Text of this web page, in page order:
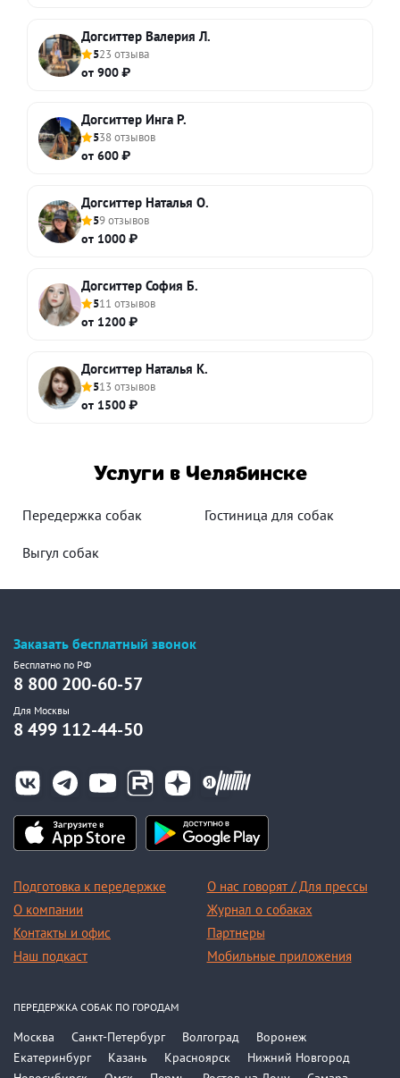
Догситтер Валерия Л.
523 отзыва
от 900 ₽
Догситтер Инга Р.
538 отзывов
от 600 ₽
Догситтер Наталья О.
59 отзывов
от 1000 ₽
Догситтер София Б.
511 отзывов
от 1200 ₽
Догситтер Наталья К.
513 отзывов
от 1500 ₽
Услуги в Челябинске
Передержка собак Гостиница для собак
Выгул собак
Заказать бесплатный звонок
Бесплатно по РФ
8 800 200-60-57
Для Москвы
8 499 112-44-50
Подготовка к передержке
О компании
Контакты и офис
Наш подкаст
О нас говорят / Для прессы
Журнал о собаках
Партнеры
Мобильные приложения
ПЕРЕДЕРЖКА СОБАК ПО ГОРОДАМ
Москва Санкт-Петербург Волгоград
Воронеж
Екатеринбург
Казань Красноярск
Нижний Новгород